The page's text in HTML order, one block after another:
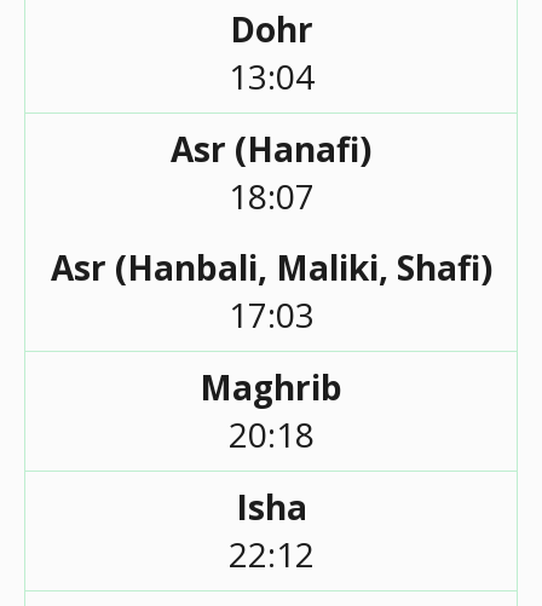
Dohr
13:04
Asr (Hanafi)
18:07
Asr (Hanbali, Maliki, Shafi)
17:03
Maghrib
20:18
Isha
22:12